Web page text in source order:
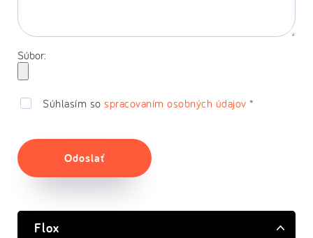
Súbor:
Súhlasím so spracovaním osobných údajov *
Odoslať
Flox